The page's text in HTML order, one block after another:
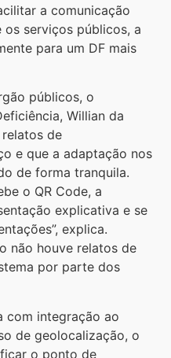
a comunicação
serviços públicos, a
para um DF mais
públicos, o
Willian da
relatos de
e que a adaptação nos
de forma tranquila.
o QR Code, a
explicativa e se
explica.
não houve relatos de
por parte dos
com integração ao
de geolocalização, o
o ponto de